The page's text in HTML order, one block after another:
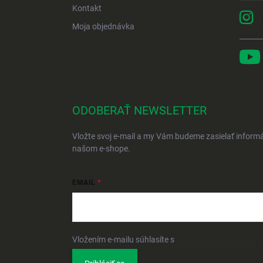
Kontakt
Moja objednávka
ODOBERAŤ NEWSLETTER
Vložte svoj e-mail a my Vám budeme zasielať
našom e-shope.
EMAIL
Vložením e-mailu súhlasíte s